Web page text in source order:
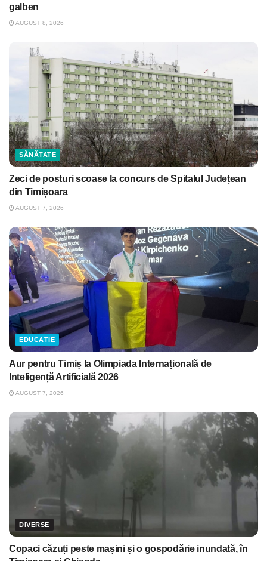
galben
AUGUST 8, 2026
SĂNĂTATE
Zeci de posturi scoase la concurs de Spitalul Județean
din Timișoara
AUGUST 7, 2026
EDUCAȚIE
Aur pentru Timiș la Olimpiada Internațională de
Inteligență Artificială 2026
AUGUST 7, 2026
DIVERSE
Copaci căzuți peste mașini și o gospodărie inundată, în